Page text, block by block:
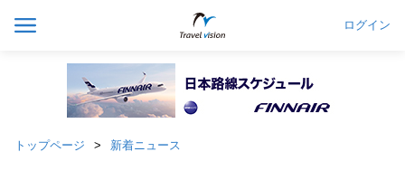
ログイン
トップページ 新着ニュース